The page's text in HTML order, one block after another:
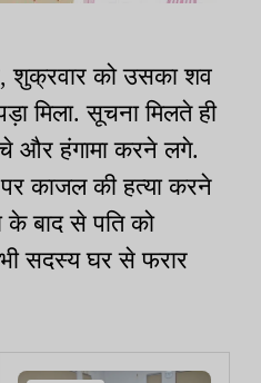
शुक्रवार को उसका शव
मिला. सूचना मिलते ही
और हंगामा करने लगे.
काजल की हत्या करने
के बाद से पति को
सदस्य घर से फरार